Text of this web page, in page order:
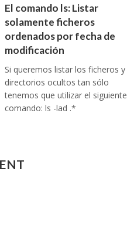
El comando ls: Listar
solamente ficheros
ordenados por fecha de
modificación
Si queremos listar los ficheros y
directorios ocultos tan sólo
tenemos que utilizar el siguiente
comando: ls -lad .*